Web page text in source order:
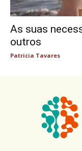
As suas
outros
Patricia Tavares